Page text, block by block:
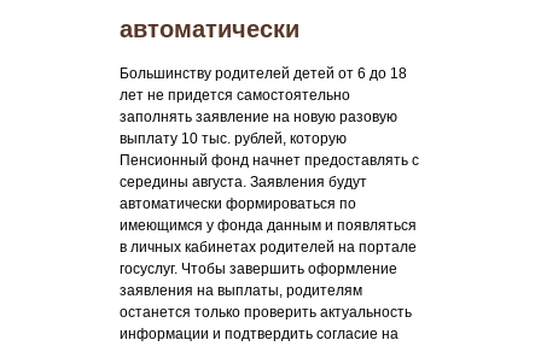
автоматически
Большинству родителей детей от 6 до 18
лет не придется самостоятельно
заполнять заявление на новую разовую
выплату 10 тыс. рублей, которую
Пенсионный фонд начнет предоставлять с
середины августа. Заявления будут
автоматически формироваться по
имеющимся у фонда данным и появляться
в личных кабинетах родителей на портале
госуслуг. Чтобы завершить оформление
заявления на выплаты, родителям
останется только проверить актуальность
информации и подтвердить согласие на